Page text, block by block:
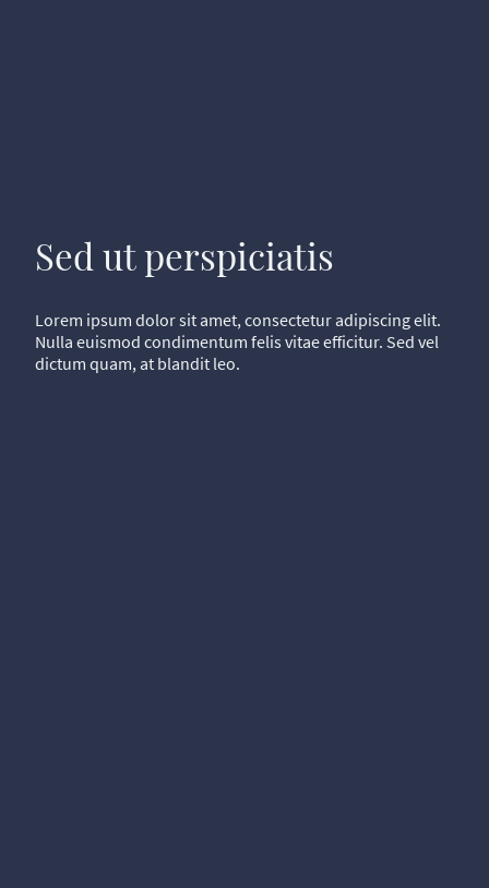
Sed ut perspiciatis
Lorem ipsum dolor sit amet, consectetur adipiscing elit.
Nulla euismod condimentum felis vitae efficitur. Sed vel
dictum quam, at blandit leo.